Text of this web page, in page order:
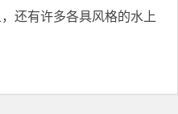
还有许多各具风格的水上